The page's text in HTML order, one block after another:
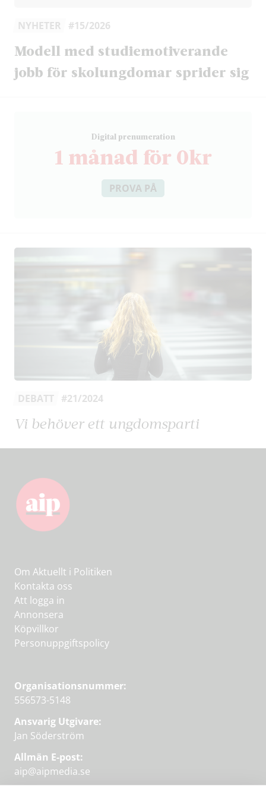
NYHETER #15/2026
Modell med studiemotiverande
jobb för skolungdomar sprider sig
Digital prenumeration
1 månad för 0kr
PROVA PÅ
DEBATT #21/2024
Vi behöver ett ungdomsparti
Om Aktuellt i Politiken
Kontakta oss
Att logga in
Annonsera
Köpvillkor
Personuppgiftspolicy
Organisationsnummer:
556573-5148
Ansvarig Utgivare:
Jan Söderström
Allmän E-post:
aip@aipmedia.se